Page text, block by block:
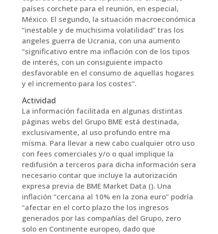
países corchete para el reunión, en especial,
México. El segundo, la situación macroeconómica
“inestable y de muchisima volatilidad” tras los
angeles guerra de Ucrania, con una aumento
“significativo entre ma inflación con de los tipos
de interés, con un consiguiente impacto
desfavorable en el consumo de aquellas hogares
y el incremento para los costes”.
Actividad
La información facilitada en algunas distintas
páginas webs del Grupo BME está destinada,
exclusivamente, al uso profundo entre ma
misma. Para llevar a new cabo cualquier otro uso
con fees comerciales y/o o qual implique la
redifusión a terceros para dicha información sera
necesario contar que incluye la autorización
expresa previa de BME Market Data (). Una
inflación “cercana al 10% en la zona euro” podría
“afectar en el corto plazo the los ingresos
generados por las compañías del Grupo, zero
solo en Continente europeo, dado que